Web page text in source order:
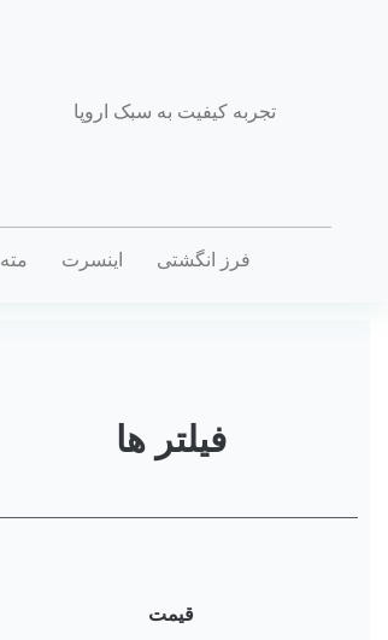
تجربه کیفیت به سبک اروپا
فرز انگشتی اینسرت مته
فیلتر ها
قیمت